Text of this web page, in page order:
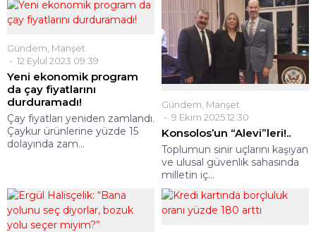
Gündem Manşet
12 Eylül 2023 09:39
Yeni ekonomik program
da çay fiyatlarını
durduramadı!
Çay fiyatları yeniden zamlandı.
Çaykur ürünlerine yüzde 15
dolayında zam...
Gündem, Manşet
9 Ekim 2025 12:30
Konsolos’un “Alevi”leri!..
Toplumun sinir uçlarını kaşıyan
ve ulusal güvenlik sahasında
milletin iç...